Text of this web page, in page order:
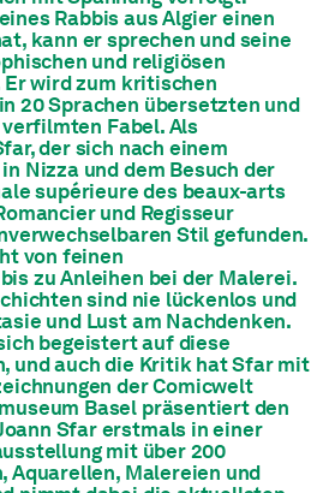
Rabbis aus Algier einen
kann er sprechen und seine
und religiösen
wird zum kritischen
20 Sprachen übersetzten und
Fabel. Als
der sich nach einem
Nizza und dem Besuch der
supérieure des beaux-arts
und Regisseur
Stil gefunden.
von feinen
zu Anleihen bei der Malerei.
sind nie lückenlos und
und Lust am Nachdenken.
begeistert auf diese
und auch die Kritik hat Sfar mit
der Comicwelt
Basel präsentiert den
Sfar erstmals in einer
mit über 200
Aquarellen, Malereien und